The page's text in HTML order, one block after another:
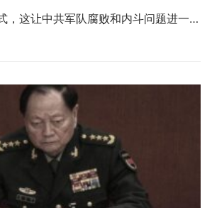
，这让中共军队腐败和内斗问题进一…